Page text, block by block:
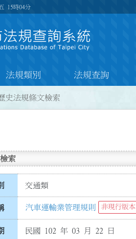
15時04分
法規類別 法規查詢
史法規條文檢索
索
交通類
汽車運輸業管理規則 非現行版本
民國 102 年 03 月 22 日